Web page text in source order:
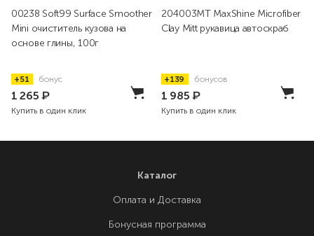
00238 Soft99 Surface Smoother
Mini очиститель кузова на
основе глины, 100г
+51 бонус
1 265₽
Купить в один клик
204003MT MaxShine Microfiber
Clay Mitt рукавица автоскраб
+139 бонусов
1 985₽
Купить в один клик
Каталог
Оплата и Доставка
Бонусная программа